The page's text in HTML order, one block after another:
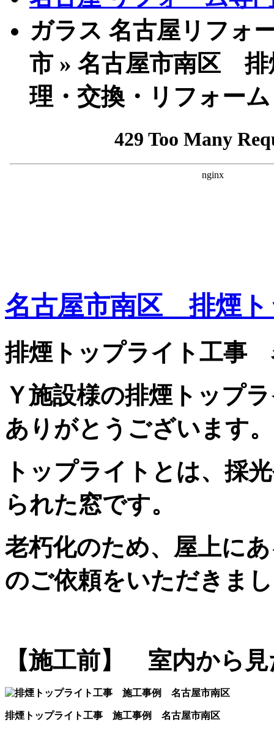
ガラス 名古屋リフォ
市 » 名古屋市南区 排
理・交換・リフォーム
名古屋市南区 排煙ト
排煙トップライト工事
Ｙ施設様の排煙トップ
ありがとうございます。
トップライトとは、採
られた窓です。
老朽化のため、屋上に
のご依頼をいただきま
【施工前】 室内から
排煙トップライト工事 施工事例 名古屋市南区